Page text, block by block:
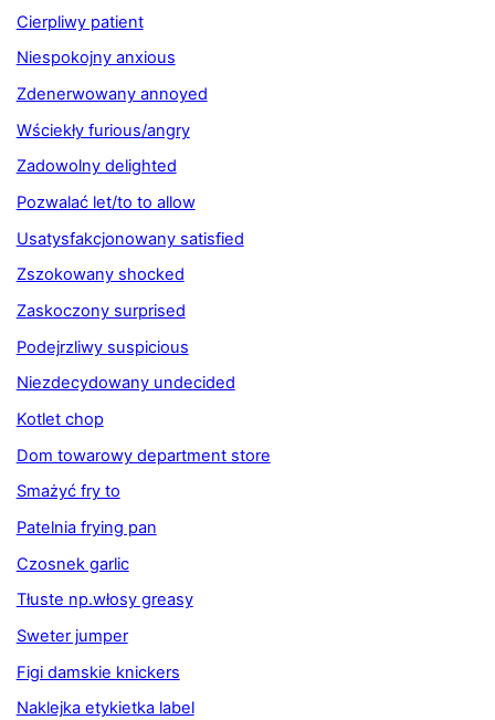
Cierpliwy patient
Niespokojny anxious
Zdenerwowany annoyed
Wściekły furious/angry
Zadowolny delighted
Pozwalać let/to to allow
Usatysfakcjonowany satisfied
Zszokowany shocked
Zaskoczony surprised
Podejrzliwy suspicious
Niezdecydowany undecided
Kotlet chop
Dom towarowy department store
Smażyć fry to
Patelnia frying pan
Czosnek garlic
Tłuste np.włosy greasy
Sweter jumper
Figi damskie knickers
Naklejka etykietka label